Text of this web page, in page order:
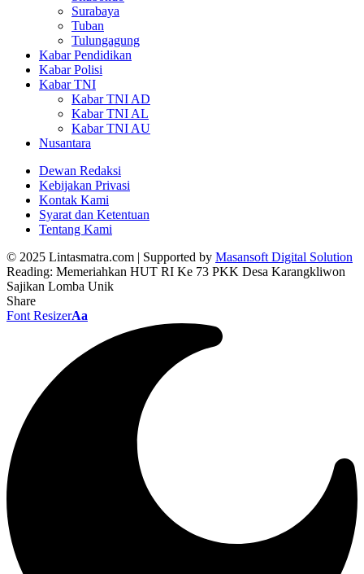
Surabaya
Tuban
Tulungagung
Kabar Pendidikan
Kabar Polisi
Kabar TNI
Kabar TNI AD
Kabar TNI AL
Kabar TNI AU
Nusantara
Dewan Redaksi
Kebijakan Privasi
Kontak Kami
Syarat dan Ketentuan
Tentang Kami
© 2025 Lintasmatra.com | Supported by Masansoft Digital Solution
Reading: Memeriahkan HUT RI Ke 73 PKK Desa Karangkliwon
Sajikan Lomba Unik
Share
Font ResizerAa